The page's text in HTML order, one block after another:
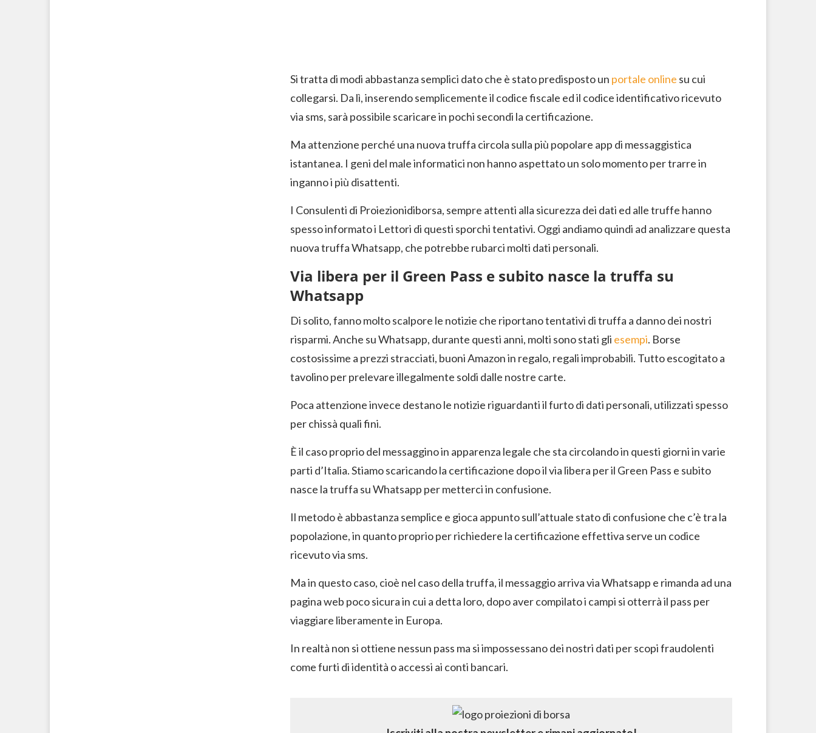
Si tratta di modi abbastanza semplici dato che è stato predisposto un portale online su cui
collegarsi. Da lì, inserendo semplicemente il codice fiscale ed il codice identificativo ricevuto
via sms, sarà possibile scaricare in pochi secondi la certificazione.
Ma attenzione perché una nuova truffa circola sulla più popolare app di messaggistica
istantanea. I geni del male informatici non hanno aspettato un solo momento per trarre in
inganno i più disattenti.
I Consulenti di Proiezionidiborsa, sempre attenti alla sicurezza dei dati ed alle truffe hanno
spesso informato i Lettori di questi sporchi tentativi. Oggi andiamo quindi ad analizzare questa
nuova truffa Whatsapp, che potrebbe rubarci molti dati personali.
Via libera per il Green Pass e subito nasce la truffa su
Whatsapp
Di solito, fanno molto scalpore le notizie che riportano tentativi di truffa a danno dei nostri
risparmi. Anche su Whatsapp, durante questi anni, molti sono stati gli esempi. Borse
costosissime a prezzi stracciati, buoni Amazon in regalo, regali improbabili. Tutto escogitato a
tavolino per prelevare illegalmente soldi dalle nostre carte.
Poca attenzione invece destano le notizie riguardanti il furto di dati personali, utilizzati spesso
per chissà quali fini.
È il caso proprio del messaggino in apparenza legale che sta circolando in questi giorni in varie
parti d’Italia. Stiamo scaricando la certificazione dopo il via libera per il Green Pass e subito
nasce la truffa su Whatsapp per metterci in confusione.
Il metodo è abbastanza semplice e gioca appunto sull’attuale stato di confusione che c’è tra la
popolazione, in quanto proprio per richiedere la certificazione effettiva serve un codice
ricevuto via sms.
Ma in questo caso, cioè nel caso della truffa, il messaggio arriva via Whatsapp e rimanda ad una
pagina web poco sicura in cui a detta loro, dopo aver compilato i campi si otterrà il pass per
viaggiare liberamente in Europa.
In realtà non si ottiene nessun pass ma si impossessano dei nostri dati per scopi fraudolenti
come furti di identità o accessi ai conti bancari.